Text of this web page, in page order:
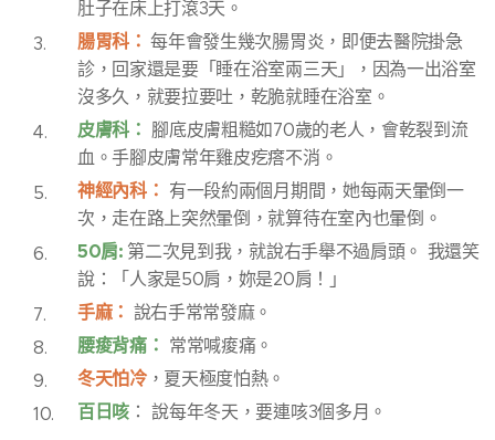
肚子在床上打滾3天。
腸胃科：每年會發生幾次腸胃炎，即便去醫院掛急
診，回家還是要「睡在浴室兩三天」，因為一出浴室
沒多久，就要拉要吐，乾脆就睡在浴室。
皮膚科： 腳底皮膚粗糙如70歲的老人，會乾裂到流
血。手腳皮膚常年雞皮疙瘩不消。
神經內科： 有一段約兩個月期間，她每兩天暈倒一
次，走在路上突然暈倒，就算待在室內也暈倒。
50肩: 第二次見到我，就說右手舉不過肩頭。 我還笑
說：「人家是50肩，妳是20肩！」
手麻： 說右手常常發麻。
腰痠背痛： 常常喊痠痛。
冬天怕冷，夏天極度怕熱。
百日咳 ： 說每年冬天，要連咳3個多月。